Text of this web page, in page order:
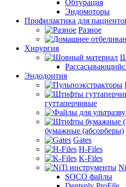
Обтурация
Эндомоторы
Профилактика для
Разное
Хирургия
Эндодонтия
гуттаперчивые
бумажные (абсорберы)
Gates
H-Files
K-Files
SOCO файлы